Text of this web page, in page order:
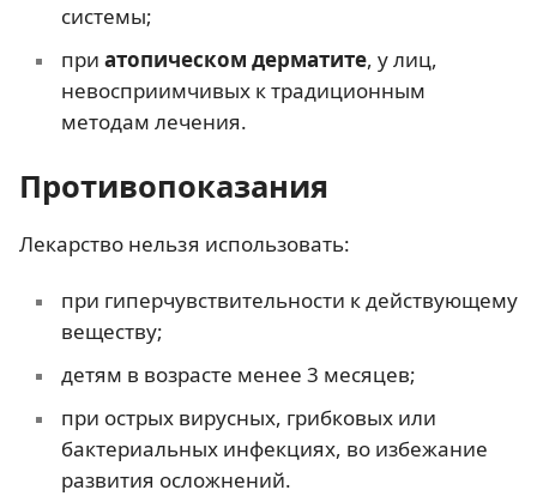
системы;
при атопическом дерматите, у лиц,
невосприимчивых к традиционным
методам лечения.
Противопоказания
Лекарство нельзя использовать:
при гиперчувствительности к действующему
веществу;
детям в возрасте менее 3 месяцев;
при острых вирусных, грибковых или
бактериальных инфекциях, во избежание
развития осложнений.